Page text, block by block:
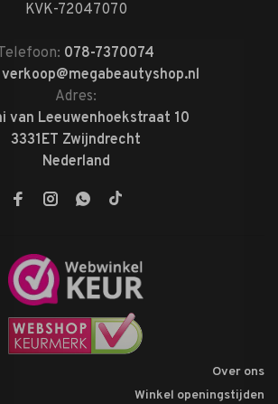
KVK-72047070
078-7370074
verkoop@megabeautyshop.nl
Adres:
van Leeuwenhoekstraat 10
3331ET Zwijndrecht
Nederland
Over ons
Winkel openingstijden